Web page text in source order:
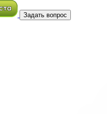
Задать вопрос